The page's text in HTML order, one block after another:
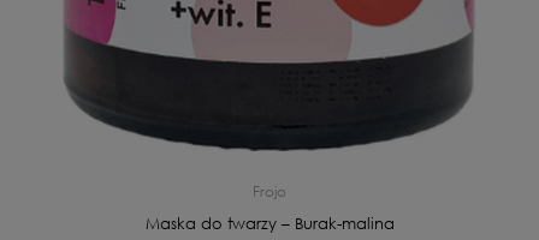
Frojo
Maska do twarzy – Burak-malina